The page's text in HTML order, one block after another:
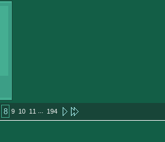
8 9 10 11 ... 194